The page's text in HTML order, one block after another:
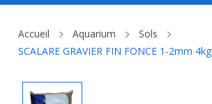
Accueil Aquarium
Sols
SCALARE GRAVIER FIN FONCE 1-2mm 4kg